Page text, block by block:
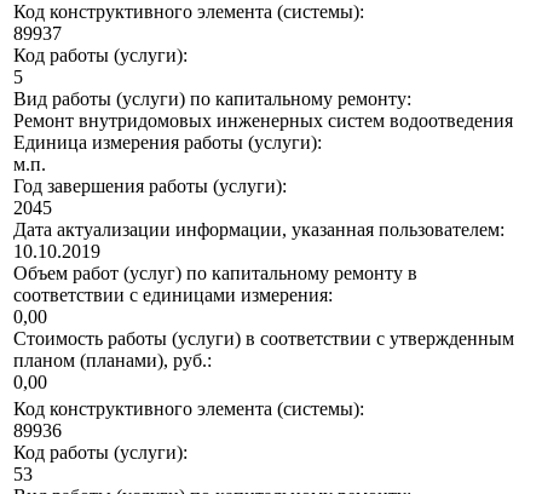
Код конструктивного элемента (системы):
89937
Код работы (услуги):
5
Вид работы (услуги) по капитальному ремонту:
Ремонт внутридомовых инженерных систем водоотведения
Единица измерения работы (услуги):
м.п.
Год завершения работы (услуги):
2045
Дата актуализации информации, указанная пользователем:
10.10.2019
Объем работ (услуг) по капитальному ремонту в
соответствии с единицами измерения:
0,00
Стоимость работы (услуги) в соответствии с утвержденным
планом (планами), руб.:
0,00
Код конструктивного элемента (системы):
89936
Код работы (услуги):
53